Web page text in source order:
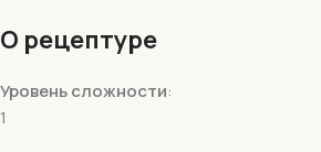
О рецептуре
Уровень сложности:
1